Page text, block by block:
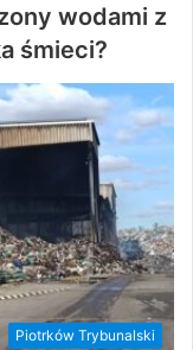
wodami z
śmieci?
Piotrków Trybunalski